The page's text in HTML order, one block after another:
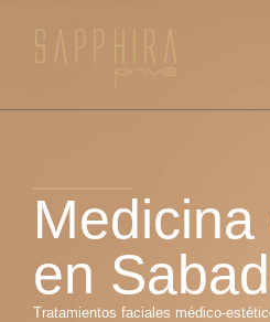
en
Tratamientos faciales médico-